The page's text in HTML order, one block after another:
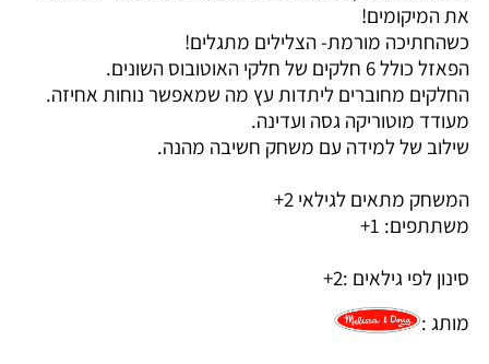
את המיקומים!
כשהחתיכה מורמת- הצלילים מתגלים!
הפאזל כולל 6 חלקים של חלקי האוטובוס השונים.
החלקים מחוברים ליתדות עץ מה שמאפשר נוחות אחיזה.
מעודד מוטוריקה גסה ועדינה.
שילוב של למידה עם משחק חשיבה מהנה.
המשחק מתאים לגילאי 2+
משתתפים: 1+
סינון לפי גילאים :2+
מותג :